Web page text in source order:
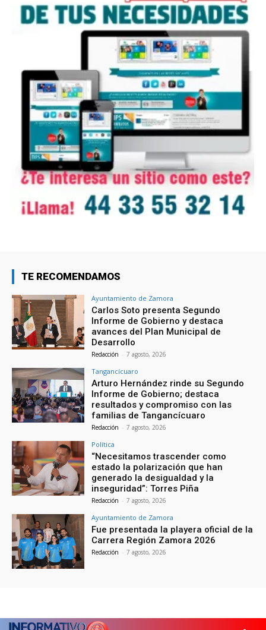
TE RECOMENDAMOS
Ayuntamiento de Zamora
Carlos Soto presenta Segundo
Informe de Gobierno y destaca
avances del Plan Municipal de
Desarrollo
Redacción - 7 agosto, 2026
Tangancícuaro
Arturo Hernández rinde su Segundo
Informe de Gobierno; destaca
resultados y compromiso con las
familias de Tangancícuaro
Redacción - 7 agosto, 2026
Política
“Necesitamos trascender como
estado la polarización que han
generado la desigualdad y la
inseguridad”: Torres Piña
Redacción - 7 agosto, 2026
Ayuntamiento de Zamora
Fue presentada la playera oficial de la
Carrera Región Zamora 2026
Redacción - 7 agosto, 2026